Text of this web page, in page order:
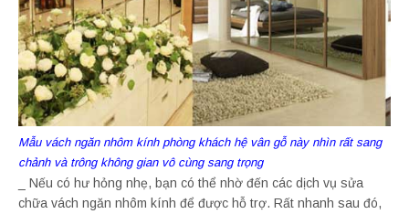
Mẫu vách ngăn nhôm kính phòng khách hệ vân gỗ này nhìn rất sang
chảnh và trông không gian vô cùng sang trọng
_ Nếu có hư hỏng nhẹ, bạn có thể nhờ đến các dịch vụ sửa
chữa vách ngăn nhôm kính để được hỗ trợ. Rất nhanh sau đó,